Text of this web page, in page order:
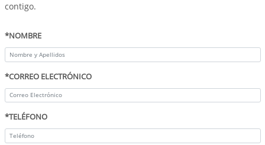
contigo.
*NOMBRE
*CORREO ELECTRÓNICO
*TELÉFONO